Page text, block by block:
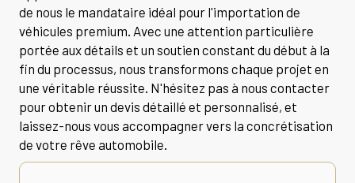
de nous le mandataire idéal pour l'importation de
véhicules premium. Avec une attention particulière
portée aux détails et un soutien constant du début à la
fin du processus, nous transformons chaque projet en
une véritable réussite. N'hésitez pas à nous contacter
pour obtenir un devis détaillé et personnalisé, et
laissez-nous vous accompagner vers la concrétisation
de votre rêve automobile.